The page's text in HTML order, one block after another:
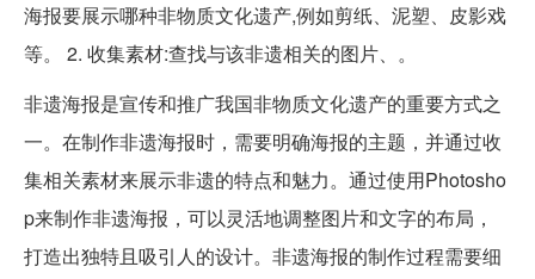
海报要展示哪种非物质文化遗产,例如剪纸、泥塑、皮影戏
等。 2. 收集素材:查找与该非遗相关的图片、。
非遗海报是宣传和推广我国非物质文化遗产的重要方式之
一。在制作非遗海报时，需要明确海报的主题，并通过收
集相关素材来展示非遗的特点和魅力。通过使用Photosho
p来制作非遗海报，可以灵活地调整图片和文字的布局，
打造出独特且吸引人的设计。非遗海报的制作过程需要细